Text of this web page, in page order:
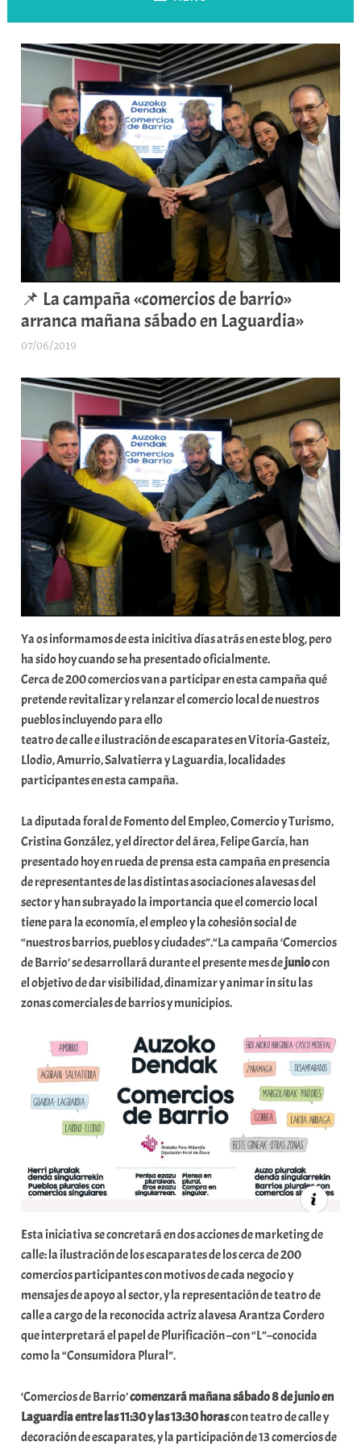
📌 La campaña «comercios de barrio»
arranca mañana sábado en Laguardia»
07/06/2019
a
a
r
E
r
r
o
x
a
K
t
Ya os informamos de esta inicitiva días atrás en este blog, pero
ha sido hoy cuando se ha presentado oficialmente.
Cerca de 200 comercios van a participar en esta campaña qué
pretende revitalizar y relanzar el comercio local de nuestros
pueblos incluyendo para ello
teatro de calle e ilustración de escaparates en Vitoria-Gasteiz,
Llodio, Amurrio, Salvatierra y Laguardia, localidades
participantes en esta campaña.
La diputada foral de Fomento del Empleo, Comercio y Turismo,
Cristina González, y el director del área, Felipe García, han
presentado hoy en rueda de prensa esta campaña en presencia
de representantes de las distintas asociaciones alavesas del
sector y han subrayado la importancia que el comercio local
tiene para la economía, el empleo y la cohesión social de
“nuestros barrios, pueblos y ciudades”.“La campaña ‘Comercios
de Barrio’ se desarrollará durante el presente mes dejuniocon
el objetivo de dar visibilidad, dinamizar y animar in situ las
zonas comerciales de barrios y municipios.
Esta iniciativa se concretará en dos acciones de marketing de
calle: la ilustración de los escaparates de los cerca de 200
comercios participantes con motivos de cada negocio y
mensajes de apoyo al sector, y la representación de teatro de
calle a cargo de la reconocida actriz alavesa Arantza Cordero
que interpretará el papel de Plurificación –con “L”–conocida
como la “Consumidora Plural”.
‘Comercios de Barrio’comenzará mañana sábado 8 de junio en
Laguardia entre las 11:30 y las 13:30 horascon teatro de calle y
decoración de escaparates, y la participación de 13 comercios de